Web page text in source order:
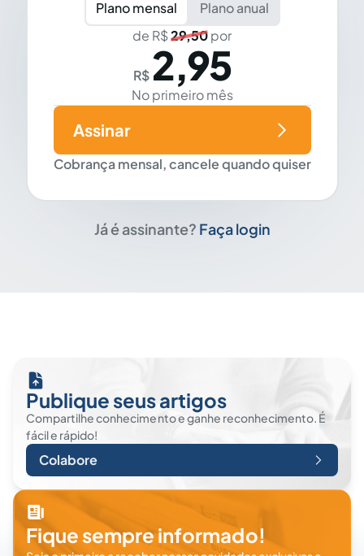
Plano mensal
Plano anual
de R$29,50por
R$ 2,95
No primeiro mês
Cobrança mensal, cancele quando quiser
Assinar
Já é assinante? Faça login
Publique seus artigos
Compartilhe conhecimento e ganhe reconhecimento. É
fácil e rápido!
Colabore
Fique sempre informado!